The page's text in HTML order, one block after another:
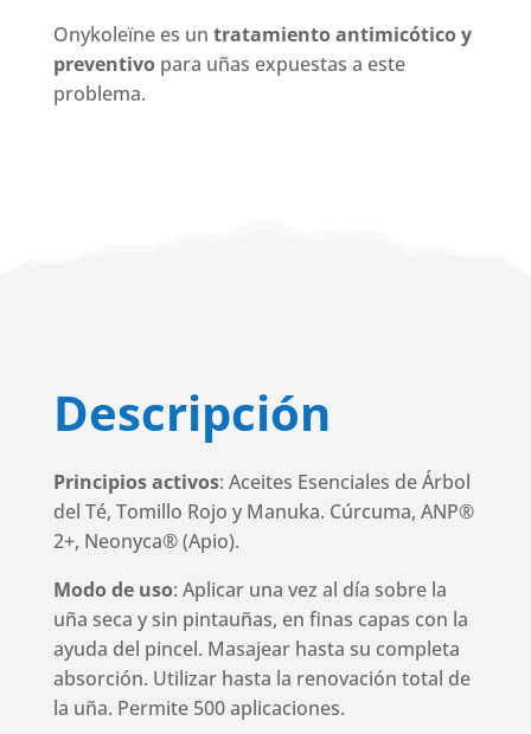
Onykoleïne es un tratamiento antimicótico y
preventivopara uñas expuestas a este
problema.
Descripción
Principios activos: Aceites Esenciales de Árbol
del Té, Tomillo Rojo y Manuka. Cúrcuma, ANP®
2+, Neonyca® (Apio).
Modo de uso: Aplicar una vez al día sobre la
uña seca y sin pintauñas, en finas capas con la
ayuda del pincel. Masajear hasta su completa
absorción. Utilizar hasta la renovación total de
la uña. Permite 500 aplicaciones.